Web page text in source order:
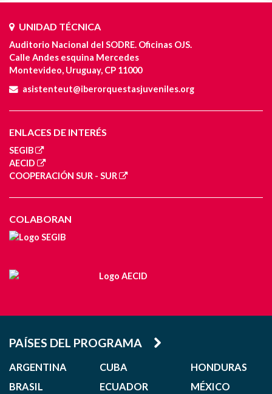
UNIDAD TÉCNICA
Auditorio Nacional del SODRE. Oficinas OJS.
Calle Andes esquina Mercedes
Montevideo, Uruguay, CP 11000
asistenteut@iberorquestasjuveniles.org
ENLACES DE INTERÉS
SEGIB
AECID
COOPERACIÓN SUR - SUR
COLABORAN
PAÍSES DEL PROGRAMA
ARGENTINA
BRASIL
CUBA
ECUADOR
HONDURAS
MÉXICO